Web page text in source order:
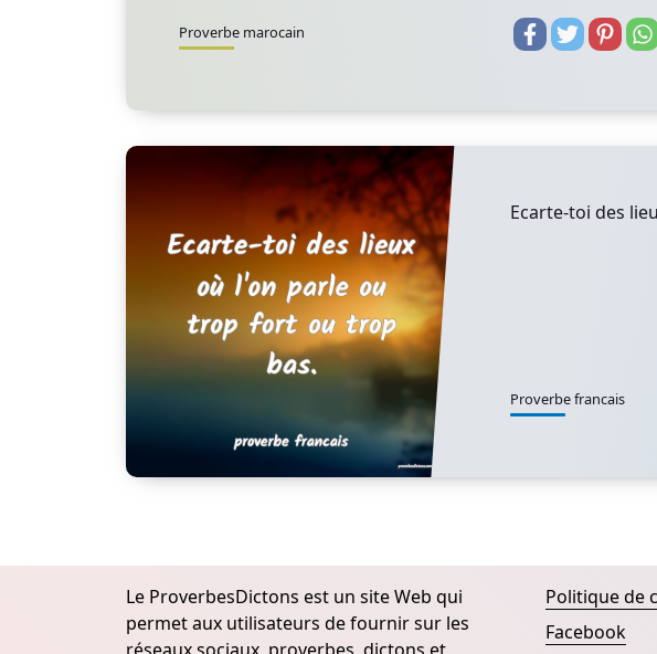
Proverbe marocain
Ecarte-toi des
Proverbe francais
Le ProverbesDictons est un site Web qui
permet aux utilisateurs de fournir sur les
Politique de
Facebook